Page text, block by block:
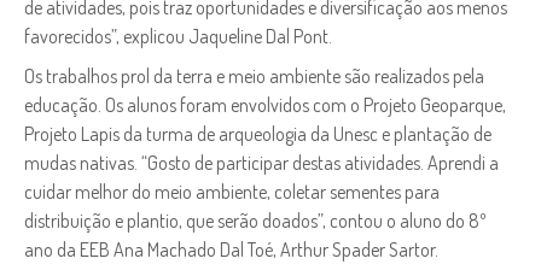
de atividades, pois traz oportunidades e diversificação aos menos
favorecidos”, explicou Jaqueline Dal Pont.
Os trabalhos prol da terra e meio ambiente são realizados pela
educação. Os alunos foram envolvidos com o Projeto Geoparque,
Projeto Lapis da turma de arqueologia da Unesc e plantação de
mudas nativas. “Gosto de participar destas atividades. Aprendi a
cuidar melhor do meio ambiente, coletar sementes para
distribuição e plantio, que serão doados”, contou o aluno do 8º
ano da EEB Ana Machado Dal Toé, Arthur Spader Sartor.